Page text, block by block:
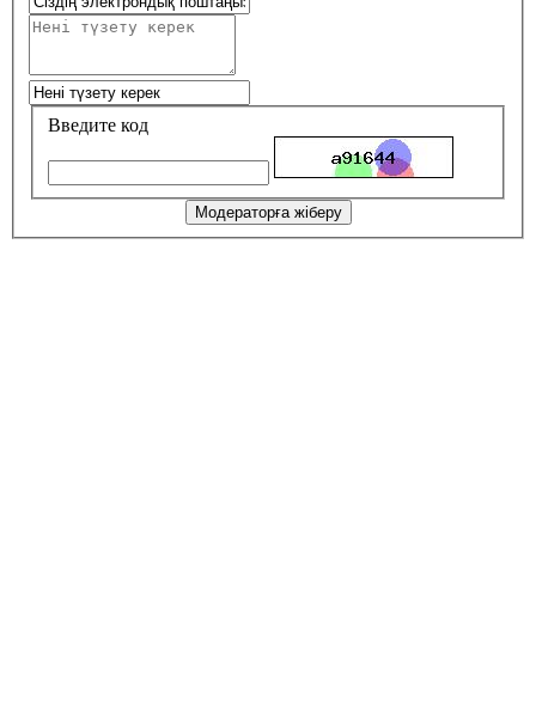
Введите код
Модераторға жіберу